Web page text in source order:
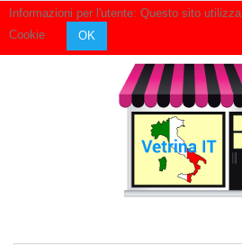
Informazioni per l'utente: Questo sito
Cookie
OK